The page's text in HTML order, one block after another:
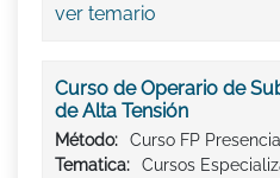
ver temario
Curso de Operario de
de Alta Tensión
Método:
Curso FP Presencial
Tematica:
Cursos